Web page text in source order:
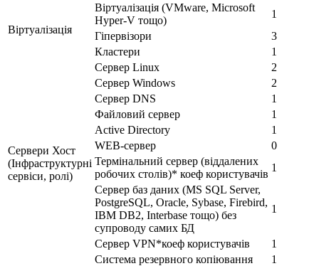
Віртуалізація
Віртуалізація (VMware, Microsoft
Hyper-V тощо)
1
Гіпервізори
3
Кластери
1
Сервери Хост
(Інфраструктурні
сервіси, ролі)
Сервер Linux
2
Сервер Windows
2
Сервер DNS
1
Файловий сервер
1
Active Directory
1
WEB-сервер
0
Термінальний сервер (віддалених
робочих столів)* коеф користувачів
1
Сервер баз даних (MS SQL Server,
PostgreSQL, Oracle, Sybase, Firebird,
IBM DB2, Interbase тощо) без
супроводу самих БД
1
Сервер VPN*коеф користувачів
1
Система резервного копіювання
1